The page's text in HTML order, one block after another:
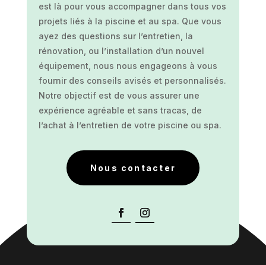
est là pour vous accompagner dans tous vos
projets liés à la piscine et au spa. Que vous
ayez des questions sur l’entretien, la
rénovation, ou l’installation d’un nouvel
équipement, nous nous engageons à vous
fournir des conseils avisés et personnalisés.
Notre objectif est de vous assurer une
expérience agréable et sans tracas, de
l’achat à l’entretien de votre piscine ou spa.
Nous contacter